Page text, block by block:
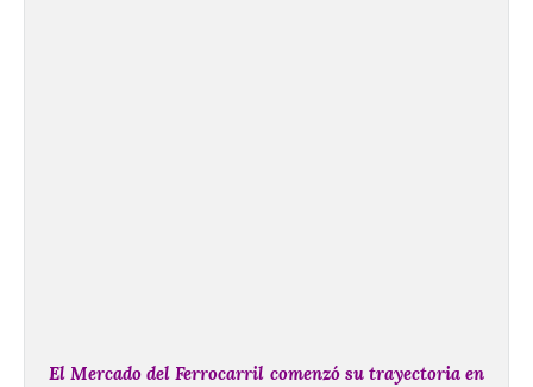
El Mercado del Ferrocarril comenzó su trayectoria en